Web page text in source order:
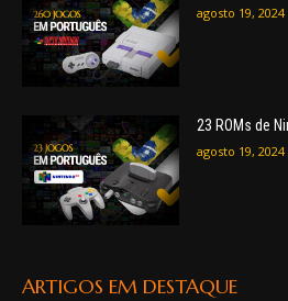
agosto 19, 2024
23 ROMs de
agosto 19, 2024
ARTIGOS EM DESTAQUE